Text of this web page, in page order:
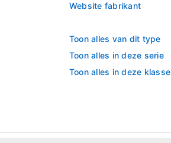
Website fabrikant
Toon alles van dit type
Toon alles in deze serie
Toon alles in deze klasse